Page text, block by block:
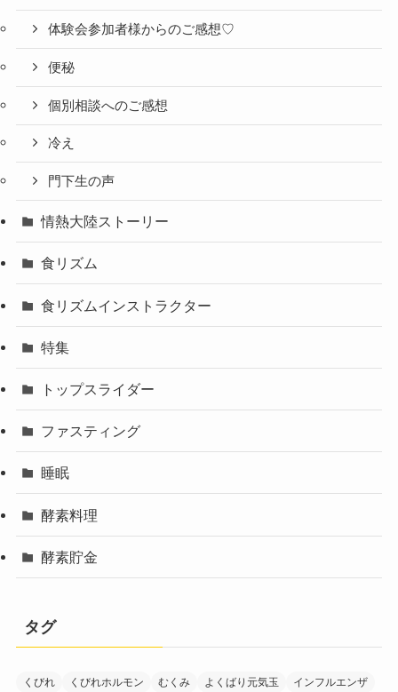
体験会参加者様からのご感想♡
便秘
個別相談へのご感想
冷え
門下生の声
情熱大陸ストーリー
食リズム
食リズムインストラクター
特集
トップスライダー
ファスティング
睡眠
酵素料理
酵素貯金
タグ
くびれ くびれホルモン むくみ よくばり元気玉
インフルエンザ